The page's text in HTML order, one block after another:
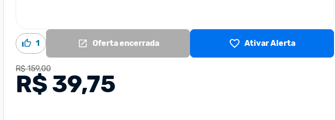
1 Oferta encerrada Ativar Alerta
R$ 159,00
R$ 39,75